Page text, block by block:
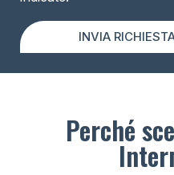
INVIA
Perché